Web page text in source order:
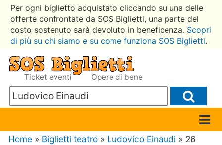
Per ogni biglietto acquistato cliccando su una delle
offerte confrontate da SOS Biglietti, una parte del
costo sostenuto sarà devoluto in beneficenza. Scopri
di più su chi siamo e su come funziona SOS Biglietti.
Ticket eventi Opere di bene
Home » Biglietti teatro » Ludovico Einaudi » 26